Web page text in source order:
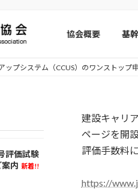
協会概要 基
ップシステム（CCUS）のワンストップ
建設キャリ
ページを開
評価手数料
https://
評価試験
内 新着!!